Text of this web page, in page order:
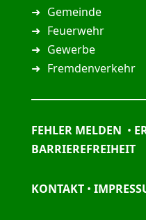
Gemeinde
Feuerwehr
Gewerbe
Fremdenverkehr
FEHLER MELDEN •
BARRIEREFREIHEIT
KONTAKT •